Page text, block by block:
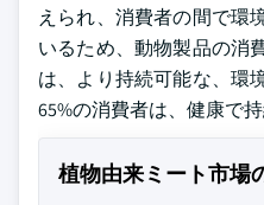
えられ、消費者の間で環
いるため、動物製品の消
は、より持続可能な、環
65%の消費者は、健康で
植物由来ミート市場